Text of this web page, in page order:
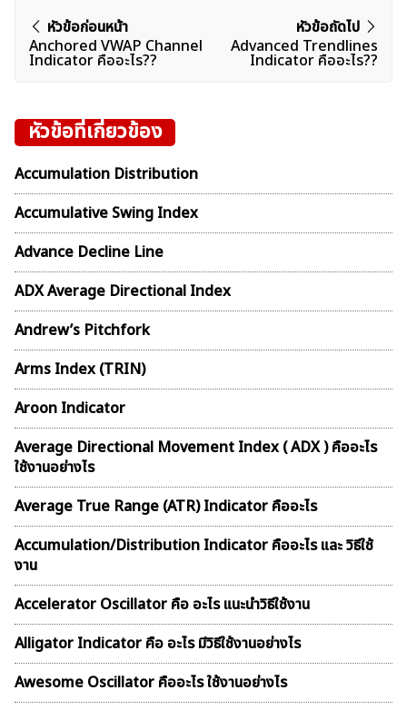
แนะแนว
เรื่อง
หัวข้อก่อนหน้า
Anchored VWAP Channel
Indicator คืออะไร??
หัวข้อถัดไป
Advanced Trendlines
Indicator คืออะไร??
หัวข้อที่เกี่ยวข้อง
Accumulation Distribution
Accumulative Swing Index
Advance Decline Line
ADX Average Directional Index
Andrew’s Pitchfork
Arms Index (TRIN)
Aroon Indicator
Average Directional Movement Index ( ADX ) คืออะไร
ใช้งานอย่างไร
Average True Range (ATR) Indicator คืออะไร
Accumulation/Distribution Indicator คืออะไร และ วิธีใช้
งาน
Accelerator Oscillator คือ อะไร แนะนำวิธีใช้งาน
Alligator Indicator คือ อะไร มีวิธีใช้งานอย่างไร
Awesome Oscillator คืออะไร ใช้งานอย่างไร